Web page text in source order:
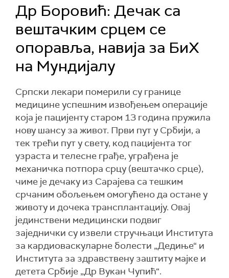
Др Боровић: Дечак са
вештачким срцем се
опоравља, навија за БиХ
на Мундијалу
Српски лекари померили су границе
медицине успешним извођењем операције
која је пацијенту старом 13 година пружила
нову шансу за живот. Први пут у Србији, а
тек трећи пут у свету, код пацијента тог
узраста и телесне грађе, уграђена је
механичка потпора срцу (вештачко срце),
чиме је дечаку из Сарајева са тешким
срчаним обољењем омогућено да остане у
животу и дочека трансплантацију. Овај
јединствени медицински подвиг
заједнички су извели стручњаци Института
за кардиоваскуларне болести „Дедиње“ и
Института за здравствену заштиту мајке и
детета Србије „Др Вукан Чупић“.